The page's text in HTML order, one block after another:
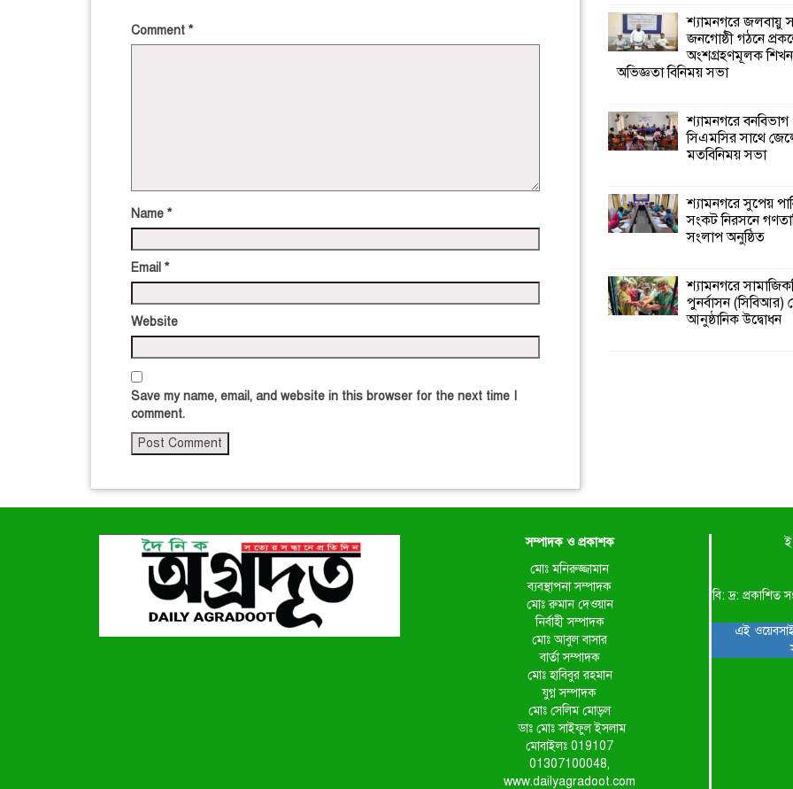
Comment *
Name *
Email *
Website
Save my name, email, and website in this browser for the next time I
comment.
শ্যামনগরে জলবায়ু
জনগোষ্ঠী গঠনে
অংশগ্রহণমূলক
অভিজ্ঞতা বিনিময় সভা
শ্যামনগরে
সিএমসির সাথে
মতবিনিময় সভা
শ্যামনগরে সুপেয়
সংকট নিরসনে
সংলাপ অনুষ্ঠিত
শ্যামনগরে
পুনর্বাসন (সিবিআর)
আনুষ্ঠানিক উদ্বোধন
সম্পাদক ও প্রকাশক
মোঃ মনিরুজ্জামান
ব্যবস্থাপনা সম্পাদক
মোঃ রুমান দেওয়ান
নির্বাহী সম্পাদক
মোঃ আবুল বাসার
বার্তা সম্পাদক
মোঃ হাবিবুর রহমান
যুগ্ন সম্পাদক
মোঃ সেলিম মোড়ল
ডাঃ মোঃ সাইফুল ইসলাম
মোবাইলঃ 019107
01307100048,
www.dailyagradoot.com
বি: দ্র:
এই